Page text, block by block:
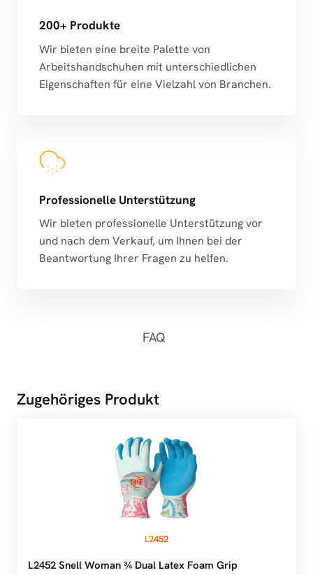
200+ Produkte
Wir bieten eine breite Palette von
Arbeitshandschuhen mit unterschiedlichen
Eigenschaften für eine Vielzahl von Branchen.
Professionelle Unterstützung
Wir bieten professionelle Unterstützung vor
und nach dem Verkauf, um Ihnen bei der
Beantwortung Ihrer Fragen zu helfen.
FAQ
Zugehöriges Produkt
L2452
L2452 Snell Woman ¾ Dual Latex Foam Grip